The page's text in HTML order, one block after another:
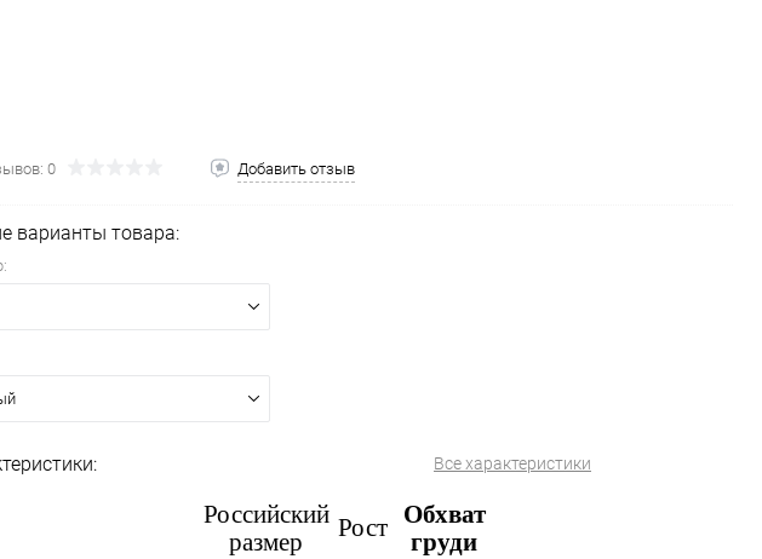
0 Добавить отзыв
варианты товара:
Все характеристики
Российский
размер
Рост Обхват
груди